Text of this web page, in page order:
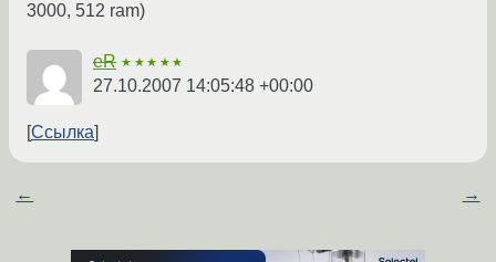
3000, 512 ram)
eR ★★★★★
27.10.2007 14:05:48 +00:00
Ссылка
← →